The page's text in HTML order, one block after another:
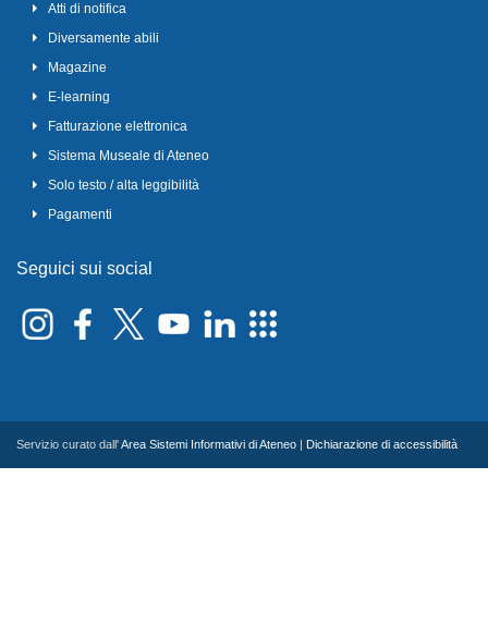
Atti di notifica
Diversamente abili
Magazine
E-learning
Fatturazione elettronica
Sistema Museale di Ateneo
Solo testo / alta leggibilità
Pagamenti
Seguici sui social
Servizio curato dall'Area Sistemi Informativi di Ateneo Dichiarazione di accessibilità